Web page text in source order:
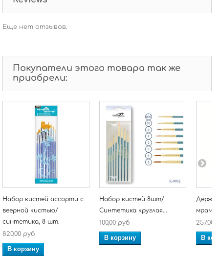
Еще нет отзывов.
Покупатели этого товара так же
приобрели:
Набор кистей ассорти с
веерной кистью/
синтетика, 8 шт.
820,00 руб
В корзину
Набор кистей 8шт/
Синтетика круглая...
100,00 руб
В корзину
257,00
В